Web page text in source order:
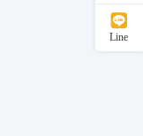
Line